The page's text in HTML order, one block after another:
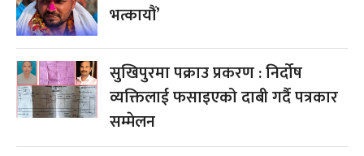
भत्कायौं’
सुखिपुरमा पक्राउ प्रकरण : निर्दोष
व्यक्तिलाई फसाइएको दाबी गर्दै पत्रकार
सम्मेलन